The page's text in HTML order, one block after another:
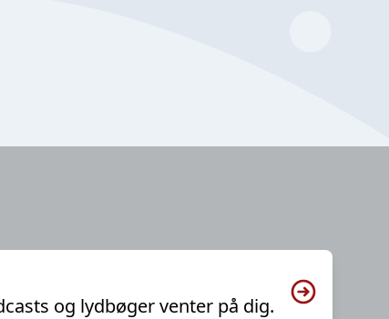
og lydbøger venter på dig.